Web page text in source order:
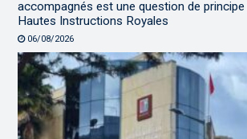
accompagnés est une question de
Hautes Instructions Royales
06/08/2026